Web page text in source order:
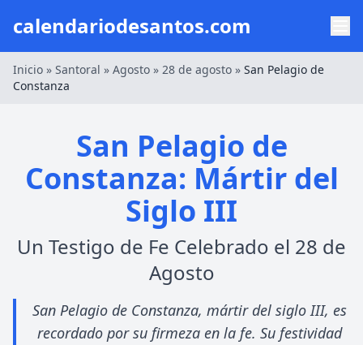
calendariodesantos.com
Inicio » Santoral » Agosto » 28 de agosto » San Pelagio de
Constanza
San Pelagio de
Constanza: Mártir del
Siglo III
Un Testigo de Fe Celebrado el 28 de
Agosto
San Pelagio de Constanza, mártir del siglo III, es
recordado por su firmeza en la fe. Su festividad